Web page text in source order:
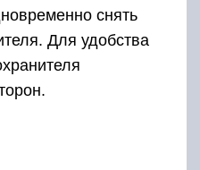
снять
Для удобства